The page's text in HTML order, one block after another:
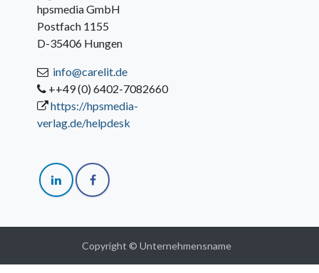
hpsmedia GmbH
Postfach 1155
D-35406 Hungen
info@carelit.de
++49 (0) 6402-7082660
https://hpsmedia-
verlag.de/helpdesk
Copyright © Unternehmensname